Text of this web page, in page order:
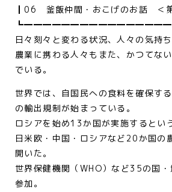
┃06 釜飯仲間・おこげのお話 ＜
日々刻々と変わる状況、人々の気持
農業に携わる人々もまた、かつてな
でいる。
世界では、自国民への食料を確保す
の輸出規制が始まっている。
ロシアを始め13か国が実施するとい
日米欧・中国・ロシアなど20か国の
開いた。
世界保健機関（WHO）など35の国
参加。